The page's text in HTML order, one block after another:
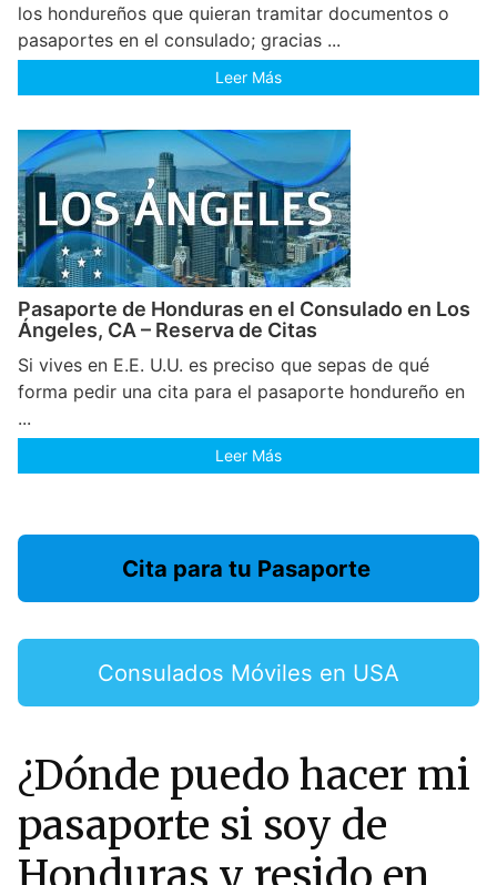
los hondureños que quieran tramitar documentos o
pasaportes en el consulado; gracias ...
Leer Más
Pasaporte de Honduras en el Consulado en Los
Ángeles, CA – Reserva de Citas
Si vives en E.E. U.U. es preciso que sepas de qué
forma pedir una cita para el pasaporte hondureño en
...
Leer Más
Cita para tu Pasaporte
Consulados Móviles en USA
¿Dónde puedo hacer mi
pasaporte si soy de